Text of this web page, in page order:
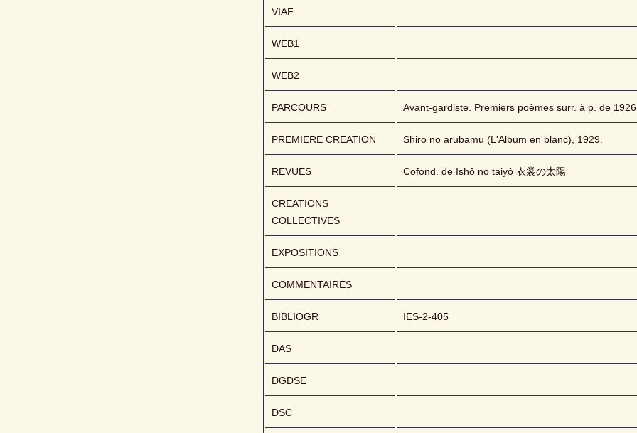
VIAF
WEB1
WEB2
PARCOURS Avant-gardiste. Premiers poèmes surr. à p. de
PREMIERE CREATION Shiro no arubamu (L'Album en blanc), 1929.
REVUES Cofond. de Ishô no taiyô 衣裳の太陽
CREATIONS
COLLECTIVES
EXPOSITIONS
COMMENTAIRES
BIBLIOGR IES-2-405
DAS
DGDSE
DSC